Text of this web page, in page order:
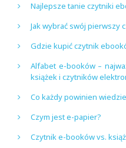
Najlepsze tanie czytniki
Jak wybrać swój pierwszy
Gdzie kupić czytnik
Alfabet e-booków –
książek i czytników
Co każdy powinien
Czym jest e-papier?
Czytnik e-booków vs.